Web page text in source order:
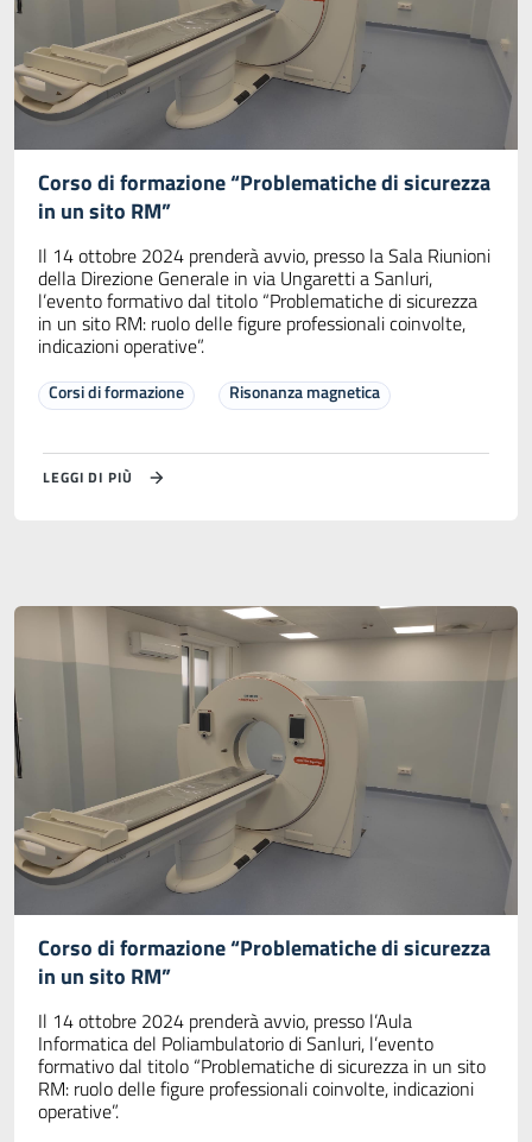
Corso di formazione “Problematiche di sicurezza
in un sito RM”
Il 14 ottobre 2024 prenderà avvio, presso la Sala Riunioni
della Direzione Generale in via Ungaretti a Sanluri,
l’evento formativo dal titolo “Problematiche di sicurezza
in un sito RM: ruolo delle figure professionali coinvolte,
indicazioni operative”.
Corsi di formazione Risonanza magnetica
LEGGI DI PIÙ
Corso di formazione “Problematiche di sicurezza
in un sito RM”
Il 14 ottobre 2024 prenderà avvio, presso l’Aula
Informatica del Poliambulatorio di Sanluri, l’evento
formativo dal titolo “Problematiche di sicurezza in un sito
RM: ruolo delle figure professionali coinvolte, indicazioni
operative”.